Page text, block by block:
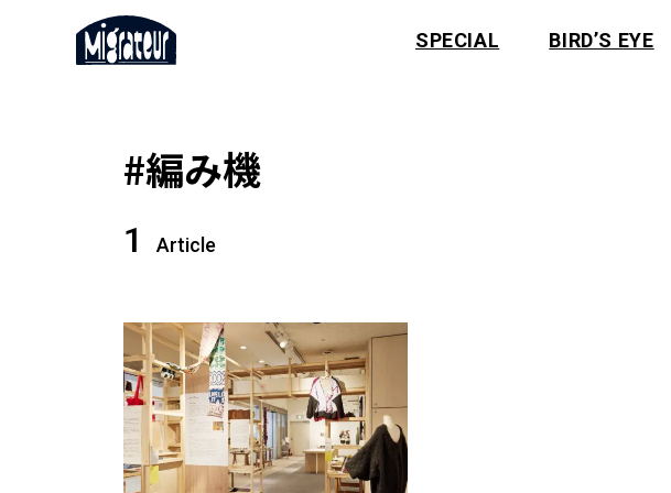
SPECIAL BIRD’S EYE
#編み機
1 Article